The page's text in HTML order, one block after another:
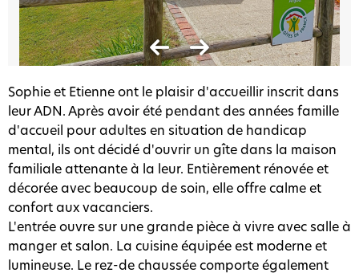
Sophie et Etienne ont le plaisir d'accueillir inscrit dans
leur ADN. Après avoir été pendant des années famille
d'accueil pour adultes en situation de handicap
mental, ils ont décidé d'ouvrir un gîte dans la maison
familiale attenante à la leur. Entièrement rénovée et
décorée avec beaucoup de soin, elle offre calme et
confort aux vacanciers.
L'entrée ouvre sur une grande pièce à vivre avec salle à
manger et salon. La cuisine équipée est moderne et
lumineuse. Le rez-de chaussée comporte également